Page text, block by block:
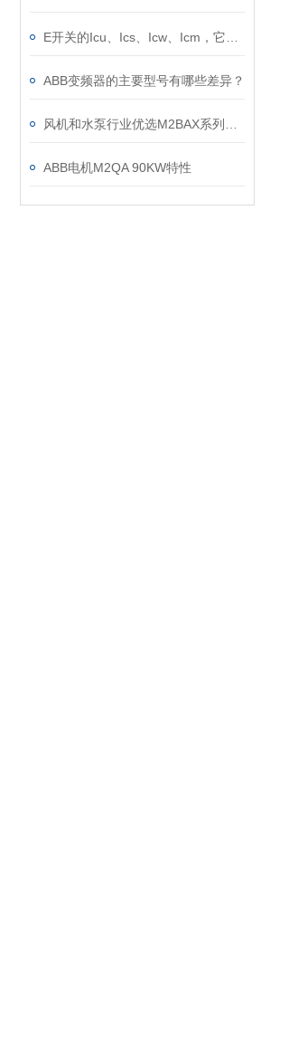
ABB变频器的主要型号有哪些差异？
ABB电机M2QA 90KW特性